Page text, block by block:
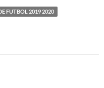
FUTBOL 2019 2020